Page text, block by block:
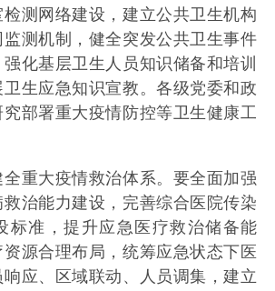
测网络建设，建立公共卫生机构
测机制，健全突发公共卫生事件
化基层卫生人员知识储备和培训
生应急知识宣教。各级党委和政
部署重大疫情防控等卫生健康工
重大疫情救治体系。要全面加强
治能力建设，完善综合医院传染
标准，提升应急医疗救治储备能
源合理布局，统筹应急状态下医
应、区域联动、人员调集，建立